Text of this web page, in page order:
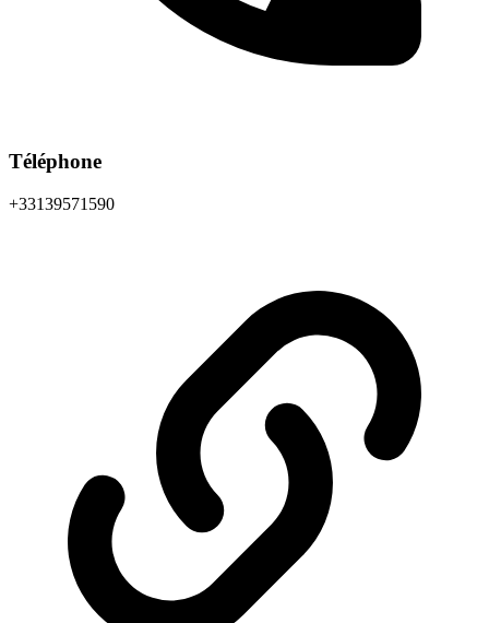
Téléphone
+33139571590